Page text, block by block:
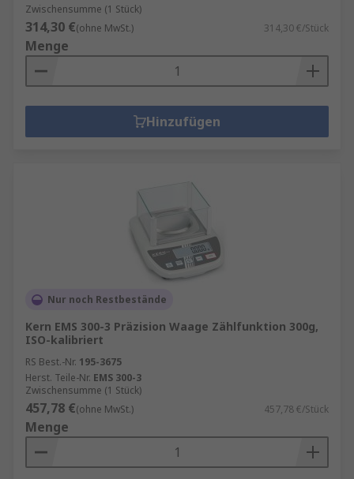
Zwischensumme (1 Stück)
314,30 €(ohne MwSt.) 314,30 €/Stück
Menge
Hinzufügen
Nur noch Restbestände
Kern EMS 300-3 Präzision Waage Zählfunktion 300g,
ISO-kalibriert
RS Best.-Nr. 195-3675
Herst. Teile-Nr. EMS 300-3
Zwischensumme (1 Stück)
457,78 €(ohne MwSt.) 457,78 €/Stück
Menge